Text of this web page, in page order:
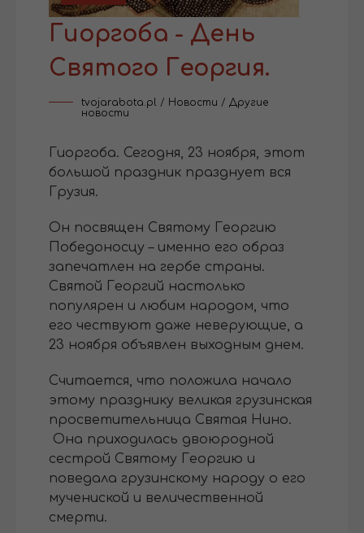
Гиоргоба - День
Святого Георгия.
tvojarabota.pl / Новости / Другие
новости
Гиоргоба. Сегодня, 23 ноября, этот
большой праздник празднует вся
Грузия.
Он посвящен Святому Георгию
Победоносцу – именно его образ
запечатлен на гербе страны.
Святой Георгий настолько
популярен и любим народом, что
его чествуют даже неверующие, а
23 ноября объявлен выходным днем.
Считается, что положила начало
этому празднику великая грузинская
просветительница Святая Нино.
Она приходилась двоюродной
сестрой Святому Георгию и
поведала грузинскому народу о его
мучениской и величественной
смерти.